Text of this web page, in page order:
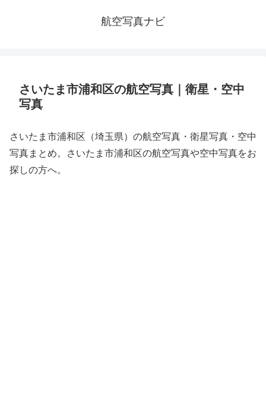
航空写真ナビ
さいたま市浦和区の航空写真｜衛星・空中
写真
さいたま市浦和区（埼玉県）の航空写真・衛星写真・空中
写真まとめ。さいたま市浦和区の航空写真や空中写真をお
探しの方へ。